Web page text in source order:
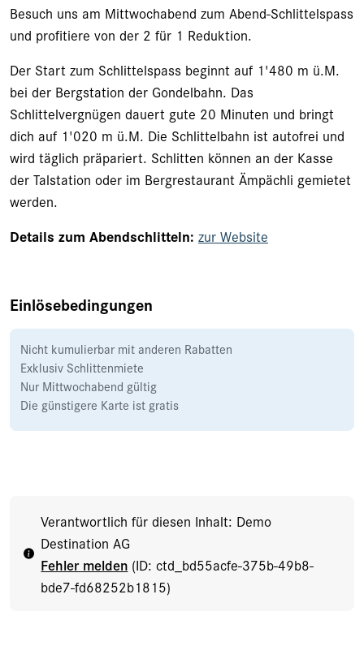
Besuch uns am Mittwochabend zum Abend-Schlittelspass
und profitiere von der 2 für 1 Reduktion.
Der Start zum Schlittelspass beginnt auf 1'480 m ü.M.
bei der Bergstation der Gondelbahn. Das
Schlittelvergnügen dauert gute 20 Minuten und bringt
dich auf 1'020 m ü.M. Die Schlittelbahn ist autofrei und
wird täglich präpariert. Schlitten können an der Kasse
der Talstation oder im Bergrestaurant Ämpächli gemietet
werden.
Details zum Abendschlitteln: zur Website
Einlösebedingungen
Nicht kumulierbar mit anderen Rabatten
Exklusiv Schlittenmiete
Nur Mittwochabend gültig
Die günstigere Karte ist gratis
Verantwortlich für diesen Inhalt: Demo
Destination AG
Fehler melden (ID: ctd_bd55acfe-375b-49b8-
bde7-fd68252b1815)